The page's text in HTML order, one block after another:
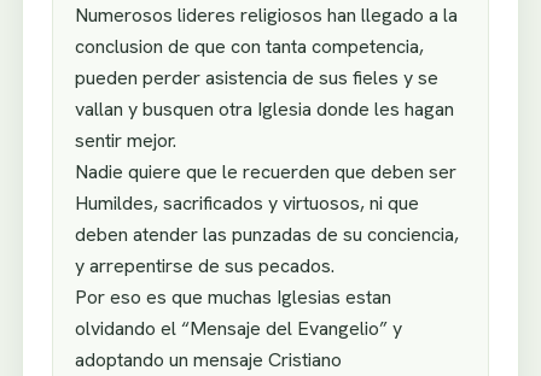
Numerosos lideres religiosos han llegado a la
conclusion de que con tanta competencia,
pueden perder asistencia de sus fieles y se
vallan y busquen otra Iglesia donde les hagan
sentir mejor.
Nadie quiere que le recuerden que deben ser
Humildes, sacrificados y virtuosos, ni que
deben atender las punzadas de su conciencia,
y arrepentirse de sus pecados.
Por eso es que muchas Iglesias estan
olvidando el “Mensaje del Evangelio” y
adoptando un mensaje Cristiano